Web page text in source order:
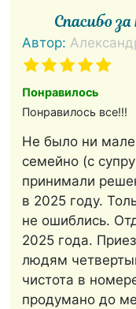
Спасибо
Автор:
Понравилось
Понравилось все!!!
Не было ни
семейно (с
принимали
в 2025 году.
не ошиблись.
2025 года.
людям
чистота в
продумано до